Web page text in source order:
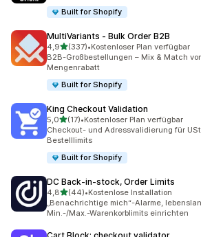
Built for Shopify
MultiVariants ‑ Bulk Order B2B
4,9von 5 Sternen
(337)
337 Rezensionen insgesamt
•Kostenloser Plan verfügbar
B2B-Großbestellungen – Mix & Match
Mengenrabatt
Built for Shopify
King Checkout Validation
5,0von 5 Sternen
(17)
17 Rezensionen insgesamt
•Kostenloser Plan verfügbar
Checkout- und Adressvalidierung für
Bestelllimits
Built for Shopify
DC Back‑in‑stock, Order Limits
4,8von 5 Sternen
(44)
44 Rezensionen insgesamt
•Kostenlose Installation
„Benachrichtige mich“-Alarme,
Min.-/Max.-Warenkorblimits einrichten